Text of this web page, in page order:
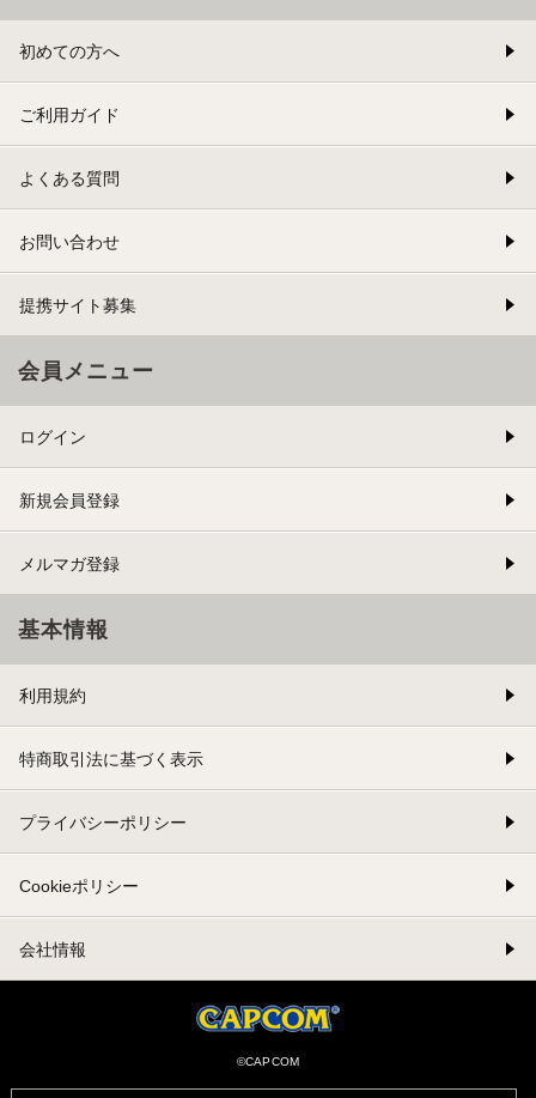
初めての方へ
ご利用ガイド
よくある質問
お問い合わせ
提携サイト募集
会員メニュー
ログイン
新規会員登録
メルマガ登録
基本情報
利用規約
特商取引法に基づく表示
プライバシーポリシー
Cookieポリシー
会社情報
©CAPCOM